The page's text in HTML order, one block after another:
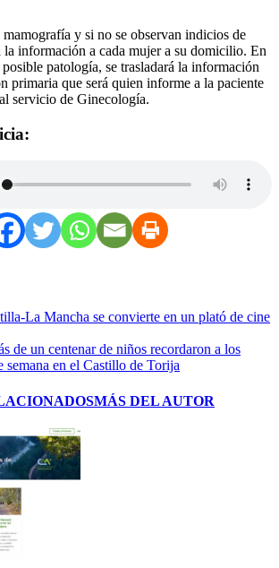
y si no se observan indicios de
la información a cada mujer a su domicilio. En
posible patología, se trasladará la información
primaria que será quien informe a la paciente
servicio de Ginecología.
La Mancha se convierte en un plató de cine
de un centenar de niños recordaron a los
semana en el Castillo de Torija
MÁS DEL AUTOR